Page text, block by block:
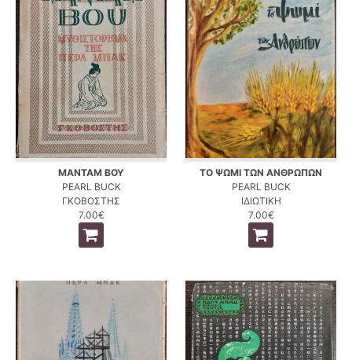
ΜΑΝΤΑΜ ΒΟΥ
PEARL BUCK
ΓΚΟΒΟΣΤΗΣ
7.00€
ΤΟ ΨΩΜΙ ΤΩΝ ΑΝΘΡΩΠΩΝ
PEARL BUCK
ΙΔΙΩΤΙΚΗ
7.00€